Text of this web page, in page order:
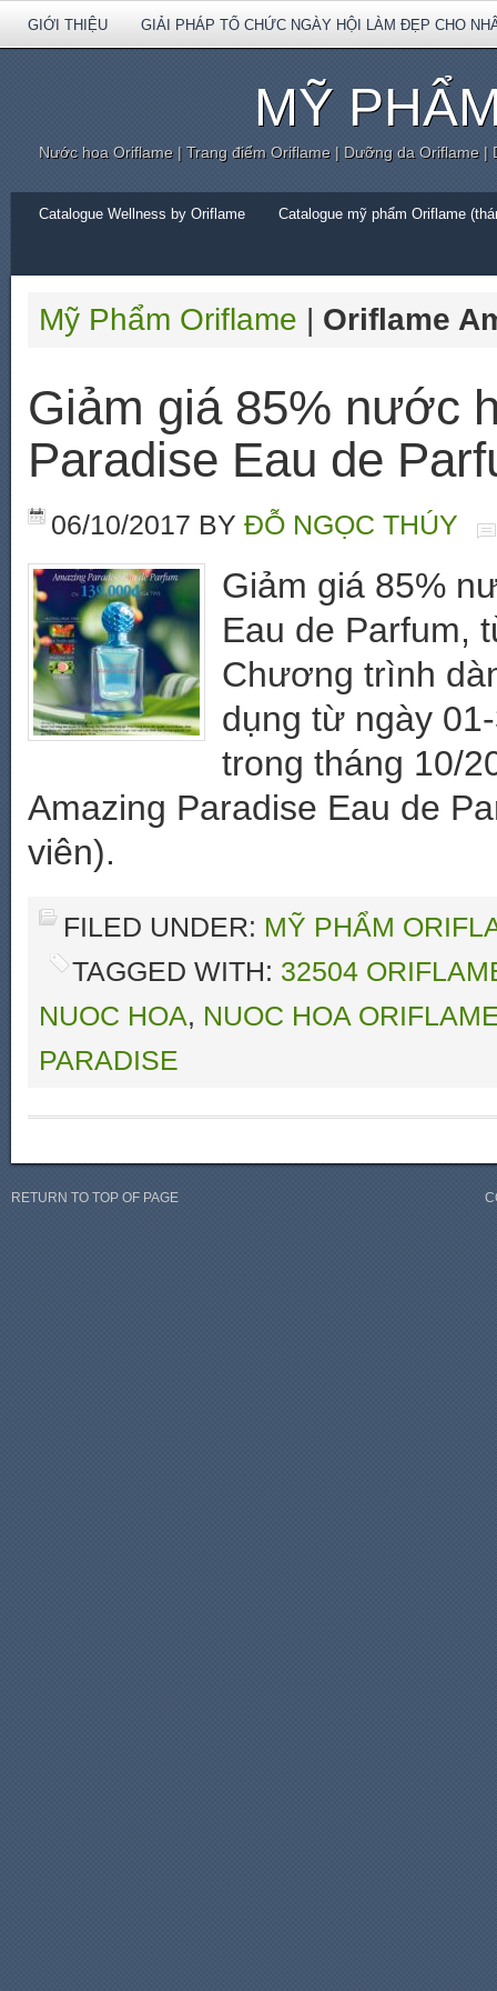
GIỚI THIỆU GIẢI PHÁP TỔ CHỨC NGÀY HỘI LÀM ĐẸP CHO
MỸ
Nước hoa Oriflame | Trang điểm Oriflame | Dưỡng da Oriflame
Catalogue Wellness by Oriflame Catalogue mỹ phẩm Oriflame
Mỹ Phẩm Oriflame | Oriflame
Giảm giá 85% nước
Paradise Eau de
06/10/2017 BY ĐỖ NGỌC THÚY
Giảm giá 85%
Eau de Parfum,
Chương trình
dụng từ ngày
trong tháng 10/
Amazing Paradise Eau de
viên).
FILED UNDER: MỸ PHẨM
TAGGED WITH: 32504
NUOC HOA, NUOC HOA
PARADISE
RETURN TO TOP OF PAGE